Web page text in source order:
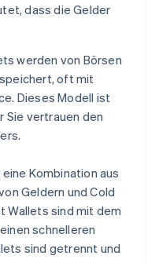
dass die Gelder
werden von Börsen
oft mit
Dieses Modell ist
Sie vertrauen den
Kombination aus
Geldern und Cold
Wallets sind mit dem
schnelleren
sind getrennt und